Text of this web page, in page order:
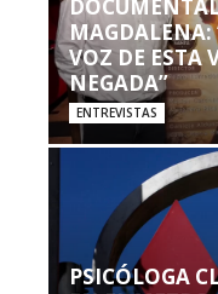
MAGDALENA:
VOZ DE ESTA
NEGADA”
ENTREVISTAS
PSICÓLOGA